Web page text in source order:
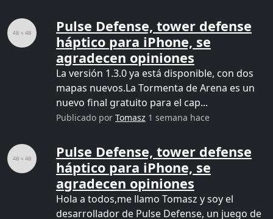
Pulse Defense, tower defense
háptico para iPhone, se
agradecen opiniones
La versión 1.3.0 ya está disponible, con dos
mapas nuevos.La Tormenta de Arena es un
nuevo final gratuito para el cap...
Publicado por Tomasz 1 semana hace
Pulse Defense, tower defense
háptico para iPhone, se
agradecen opiniones
Hola a todos,me llamo Tomasz y soy el
desarrollador de Pulse Defense, un juego de